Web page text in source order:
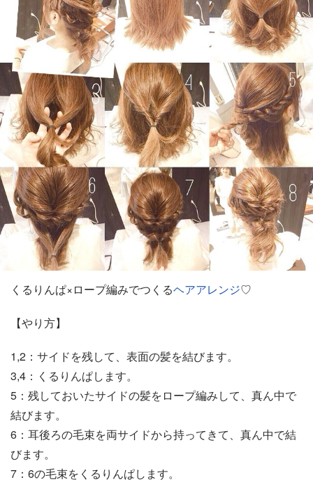
くるりんぱ×ロープ編みでつくるヘアアレンジ♡
【やり方】
1,2：サイドを残して、表面の髪を結びます。
3,4：くるりんぱします。
5：残しておいたサイドの髪をロープ編みして、真ん中で
結びます。
6：耳後ろの毛束を両サイドから持ってきて、真ん中で結
びます。
7：6の毛束をくるりんぱします。